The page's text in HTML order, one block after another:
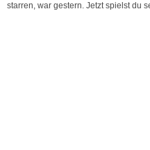
starren, war gestern. Jetzt spielst du